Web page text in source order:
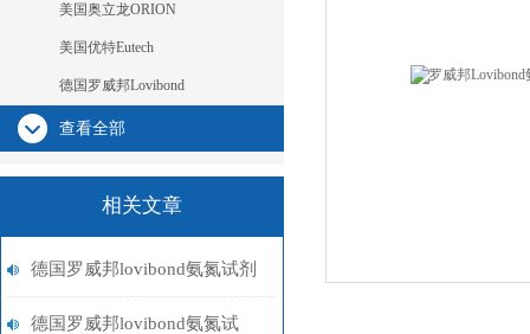
美国奥立龙ORION
美国优特Eutech
德国罗威邦Lovibond
查看全部
相关文章
德国罗威邦lovibond氨氮试剂
的储存条件与使用注意事项
德国罗威邦lovibond氨氮试